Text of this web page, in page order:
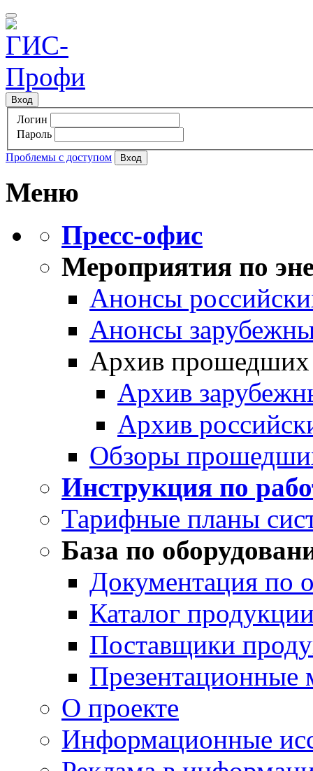
Вход
Логин
Пароль
Проблемы с доступом
Меню
Пресс-офис
Мероприятия по
Анонсы
Анонсы
Архив прошедших
Архив
Архив
Обзоры
Инструкция по
Тарифные планы
База по
Документация по
Каталог
Поставщики
Презентационные
О проекте
Информационные